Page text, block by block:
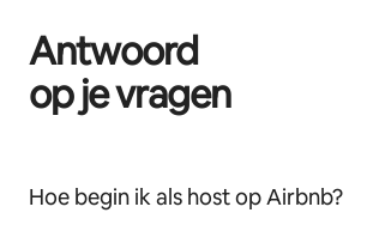
Antwoord
op je vragen
Hoe begin ik als host op Airbnb?